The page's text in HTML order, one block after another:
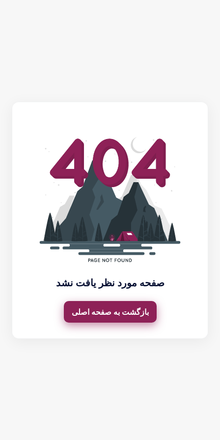
صفحه مورد نظر یافت نشد
بازگشت به صفحه اصلی